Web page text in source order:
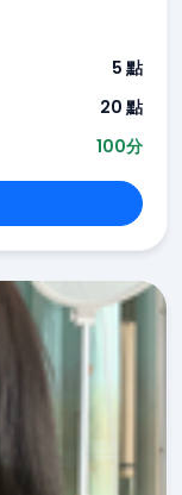
5 點
20 點
100分